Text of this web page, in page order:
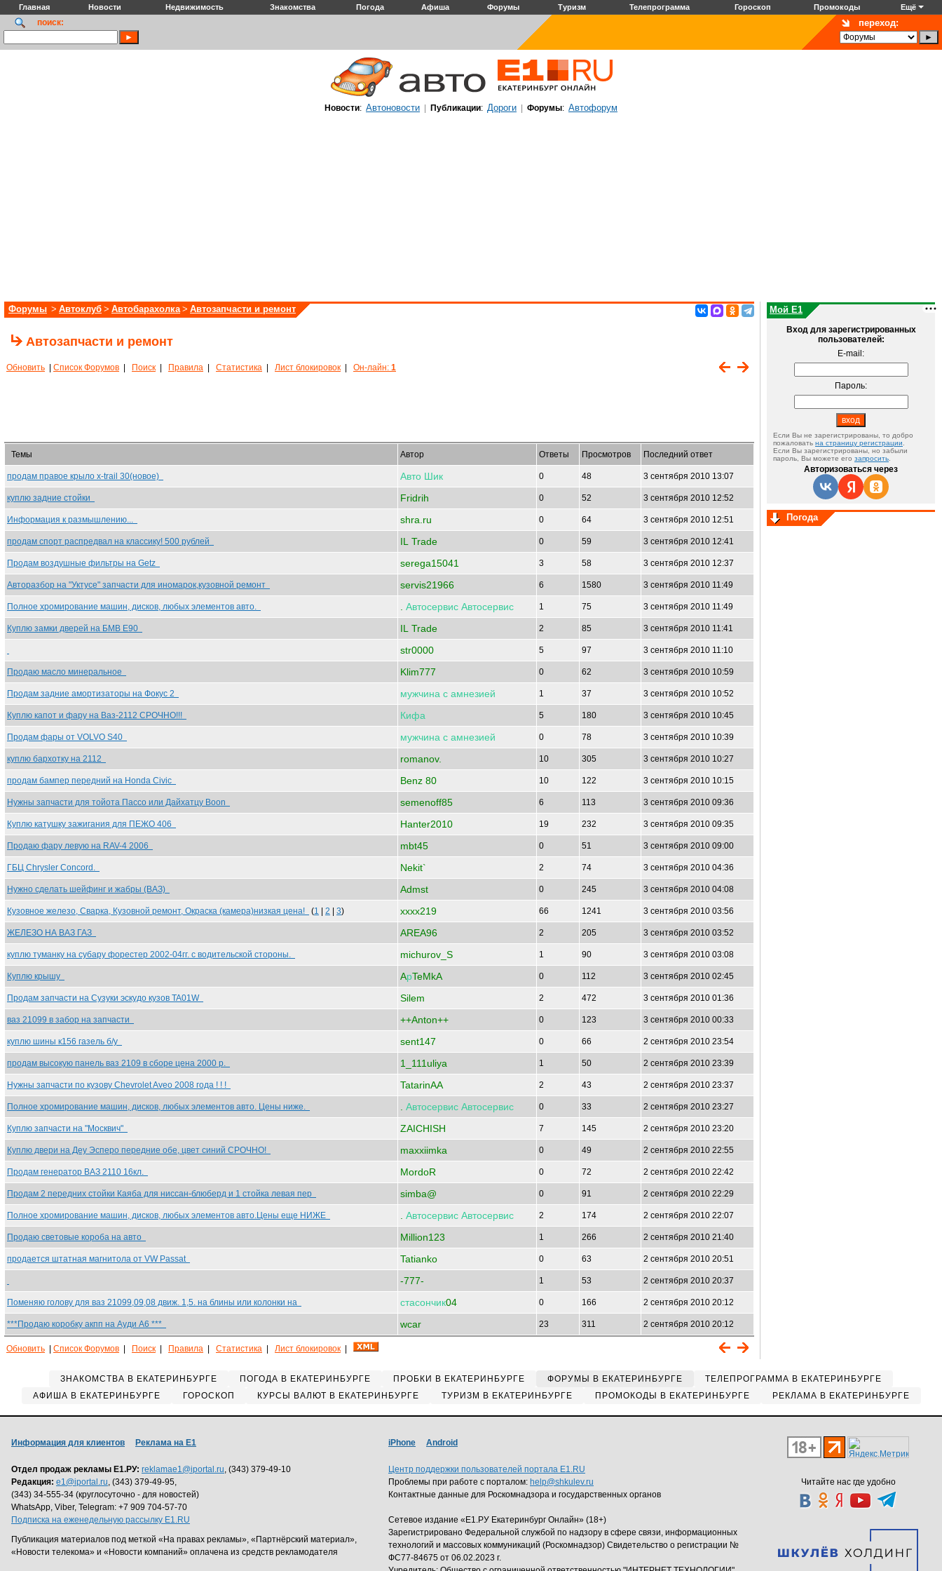
Главная Новости Недвижимость Знакомства Погода Афиша Форумы Туризм Телепрограмма Гороскоп Промокоды Ещё
поиск: переход:
Новости: Автоновости Публикации: Дороги Форумы: Автофорум
Форумы > Автоклуб > Автобарахолка > Автозапчасти и ремонт
Автозапчасти и ремонт
Обновить Список Форумов Поиск Правила Статистика Лист блокировок Он-лайн: 1
Темы Автор Ответы Просмотров Последний ответ
продам правое крыло x-trail 30(новое) Авто Шик 0 48 3 сентября 2010 13:07
куплю задние стойки Fridrih 0 52 3 сентября 2010 12:52
Информация к размышлению... shra.ru 0 64 3 сентября 2010 12:51
продам спорт распредвал на классику! 500 рублей IL Trade 0 59 3 сентября 2010 12:41
Продам воздушные фильтры на Getz serega15041 3 58 3 сентября 2010 12:37
Авторазбор на "Уктусе" запчасти для иномарок,кузовной ремонт servis21966 6 1580 3 сентября 2010 11:49
Полное хромирование машин, дисков, любых элементов авто. Автосервис Автосервис 1 75 3 сентября 2010 11:49
Куплю замки дверей на БМВ Е90 IL Trade 2 85 3 сентября 2010 11:41
str0000 5 97 3 сентября 2010 11:10
Продаю масло минеральное Klim777 0 62 3 сентября 2010 10:59
Продам задние амортизаторы на Фокус 2 мужчина с амнезией 1 37 3 сентября 2010 10:52
Куплю капот и фару на Ваз-2112 СРОЧНО!!! Кифа 5 180 3 сентября 2010 10:45
Продам фары от VOLVO S40 мужчина с амнезией 0 78 3 сентября 2010 10:39
куплю бархотку на 2112 romanov. 10 305 3 сентября 2010 10:27
продам бампер передний на Honda Civic Benz 80 10 122 3 сентября 2010 10:15
Нужны запчасти для тойота Пассо или Дайхатцу Boon semenoff85 6 113 3 сентября 2010 09:36
Куплю катушку зажигания для ПЕЖО 406 Hanter2010 19 232 3 сентября 2010 09:35
Продаю фару левую на RAV-4 2006 mbt45 0 51 3 сентября 2010 09:00
ГБЦ Chrysler Concord. Nekit` 2 74 3 сентября 2010 04:36
Нужно сделать шейфинг и жабры (ВАЗ) Admst 0 245 3 сентября 2010 04:08
Кузовное железо, Сварка, Кузовной ремонт, Окраска (камера)низкая цена! (1 2 3) xxxx219 66 1241 3 сентября 2010 03:56
ЖЕЛЕЗО НА ВАЗ ГАЗ AREA96 2 205 3 сентября 2010 03:52
куплю туманку на субару форестер 2002-04гг. с водительской стороны. michurov_S 1 90 3 сентября 2010 03:08
Куплю крышу AрTeMkA 0 112 3 сентября 2010 02:45
Продам запчасти на Сузуки эскудо кузов TA01W Silem 2 472 3 сентября 2010 01:36
ваз 21099 в забор на запчасти ++Anton++ 0 123 3 сентября 2010 00:33
куплю шины к156 газель б/у sent147 0 66 2 сентября 2010 23:54
продам высокую панель ваз 2109 в сборе цена 2000 р. 1_111uliya 1 50 2 сентября 2010 23:39
Нужны запчасти по кузову Chevrolet Aveo 2008 года ! ! ! TatarinAA 2 43 2 сентября 2010 23:37
Полное хромирование машин, дисков, любых элементов авто. Цены ниже. Автосервис Автосервис 0 33 2 сентября 2010 23:27
Куплю запчасти на "Москвич" ZAICHISH 7 145 2 сентября 2010 23:20
Куплю двери на Деу Эсперо передние обе, цвет синий СРОЧНО! maxxiimka 0 49 2 сентября 2010 22:55
Продам генератор ВАЗ 2110 16кл. MordoR 0 72 2 сентября 2010 22:42
Продам 2 передних стойки Каяба для ниссан-блюберд и 1 стойка левая пер simba@ 0 91 2 сентября 2010 22:29
Полное хромирование машин, дисков, любых элементов авто.Цены еще НИЖЕ Автосервис Автосервис 2 174 2 сентября 2010 22:07
Продаю световые короба на авто Million123 1 266 2 сентября 2010 21:40
продается штатная магнитола от VW Passat Tatianko 0 63 2 сентября 2010 20:51
-777- 1 53 2 сентября 2010 20:37
Поменяю голову для ваз 21099,09,08 движ. 1,5. на блины или колонки на стасончик04 0 166 2 сентября 2010 20:12
***Продаю коробку акпп на Ауди А6 *** wcar 23 311 2 сентября 2010 20:12
Обновить Список Форумов Поиск Правила Статистика Лист блокировок
Мой E1
Вход для зарегистрированных
пользователей:
E-mail:
Пароль:
Если Вы не зарегистрированы, то добро
пожаловать на страницу регистрации
Если Вы зарегистрированы, но забыли
пароль, Вы можете его запросить
Авторизоваться через
Погода
ЗНАКОМСТВА В ЕКАТЕРИНБУРГЕ ПОГОДА В ЕКАТЕРИНБУРГЕ ПРОБКИ В ЕКАТЕРИНБУРГЕ ФОРУМЫ В ЕКАТЕРИНБУРГЕ
ТЕЛЕПРОГРАММА В ЕКАТЕРИНБУРГЕ
АФИША В ЕКАТЕРИНБУРГЕ
ГОРОСКОП КУРСЫ ВАЛЮТ В ЕКАТЕРИНБУРГЕ ТУРИЗМ В ЕКАТЕРИНБУРГЕ ПРОМОКОДЫ В ЕКАТЕРИНБУРГЕ РЕКЛАМА В ЕКАТЕРИНБУРГЕ
Читайте нас где удобно
Информация для клиентов Реклама на Е1
Отдел продаж рекламы Е1.РУ: reklamae1@iportal.ru, (343) 379-49-10
Редакция: e1@iportal.ru, (343) 379-49-95,
(343) 34-555-34 (круглосуточно - для новостей)
WhatsApp, Viber, Telegram: +7 909 704-57-70
Подписка на еженедельную рассылку E1.RU
Публикация материалов под меткой «На правах рекламы», «Партнёрский материал»,
«Новости телекома» и «Новости компаний» оплачена из средств рекламодателя
iPhone Android
Центр поддержки пользователей портала E1.RU
Проблемы при работе с порталом: help@shkulev.ru
Контактные данные для Роскомнадзора и государственных органов
Сетевое издание «Е1.РУ Екатеринбург Онлайн» (18+)
Зарегистрировано Федеральной службой по надзору в сфере связи, информационных
технологий и массовых коммуникаций (Роскомнадзор) Свидетельство о регистрации №
ФС77-84675 от 06.02.2023 г.